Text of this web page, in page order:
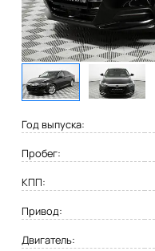
Год выпуска:
Пробег:
КПП:
Привод:
Двигатель: